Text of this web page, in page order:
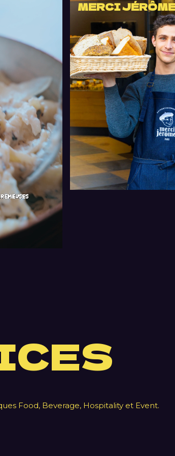
MERCI
Food, Beverage, Hospitality et Event.